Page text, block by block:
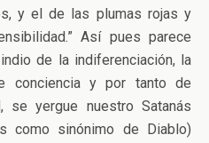
y el de las plumas rojas y
Así pues parece
de la indiferenciación, la
conciencia y por tanto de
se yergue nuestro Satanás
como sinónimo de Diablo)